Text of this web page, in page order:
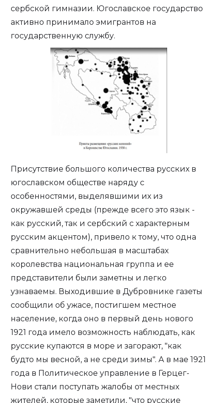
сербской гимназии. Югославское государство
активно принимало эмигрантов на
государственную службу.
Присутствие большого количества русских в
югославском обществе наряду с
особенностями, выделявшими их из
окружавшей среды (прежде всего это язык -
как русский, так и сербский с характерным
русским акцентом), привело к тому, что одна
сравнительно небольшая в масштабах
королевства национальная группа и ее
представители были заметны и легко
узнаваемы. Выходившие в Дубровнике газеты
сообщили об ужасе, постигшем местное
население, когда оно в первый день нового
1921 года имело возможность наблюдать, как
русские купаются в море и загорают, "как
будто мы весной, а не среди зимы". А в мае 1921
года в Политическое управление в Герцег-
Нови стали поступать жалобы от местных
жителей, которые заметили, "что русские